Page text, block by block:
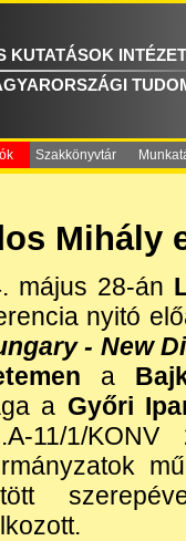
KUTATÁSOK
Szakkönyvtár
Mihály
május 28-án
nyitó
- New
a
a Győri
11/1/